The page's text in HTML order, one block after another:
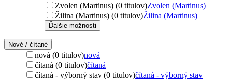
Zvolen (Martinus) (0 titulov)Zvolen (Martinus)
Žilina (Martinus) (0 titulov)Žilina (Martinus)
Ďalšie možnosti
Nové / čítané
nová (0 titulov)nová
čítaná (0 titulov)čítaná
čítaná - výborný stav (0 titulov)čítaná - výborný stav